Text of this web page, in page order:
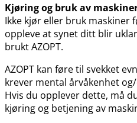
Kjøring og bruk av
Ikke kjør eller bruk maskiner
oppleve at synet ditt blir
brukt AZOPT.
AZOPT kan føre til svekket
krever mental årvåkenhet
Hvis du opplever dette, må
kjøring og betjening av